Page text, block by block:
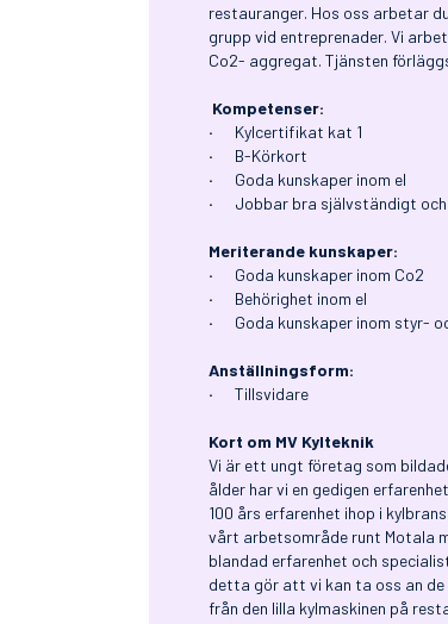
restauranger. Hos oss arbetar
grupp vid entreprenader. Vi
Co2- aggregat. Tjänsten
Kompetenser:
·
Kylcertifikat kat 1
·
B-Körkort
·
Goda kunskaper inom el
·
Jobbar bra självständigt och
Meriterande kunskaper:
·
Goda kunskaper inom Co2
·
Behörighet inom el
·
Goda kunskaper inom styr-
Anställningsform:
·
Tillsvidare
Kort om MV Kylteknik
Vi är ett ungt företag som
ålder har vi en gedigen
100 års erfarenhet ihop i
vårt arbetsområde runt Motala
blandad erfarenhet och
detta gör att vi kan ta oss an
från den lilla kylmaskinen på